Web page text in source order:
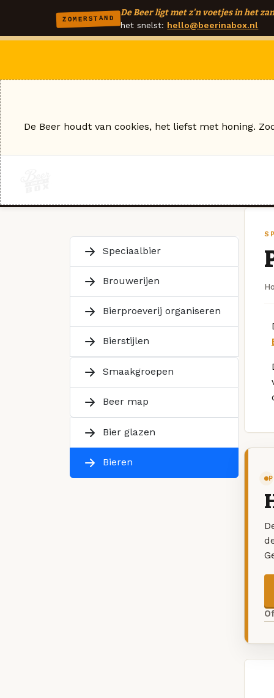
ZOMERSTAND
De Beer ligt met z'n voetjes in het
het snelst: hello@beerinabox.nl
Speciaalbier
Brouwerijen
Bierproeverij organiseren
Bierstijlen
Smaakgroepen
Beer map
Bier glazen
Bieren
De Beer houdt van cookies, het liefst met honing.